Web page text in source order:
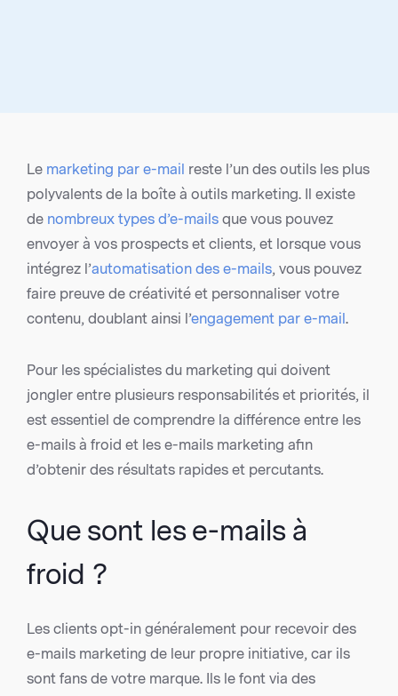
Le marketing par e-mail reste l’un des outils les plus
polyvalents de la boîte à outils marketing. Il existe
de nombreux types d’e-mails que vous pouvez
envoyer à vos prospects et clients, et lorsque vous
intégrez l’automatisation des e-mails, vous pouvez
faire preuve de créativité et personnaliser votre
contenu, doublant ainsi l’engagement par e-mail .
Pour les spécialistes du marketing qui doivent
jongler entre plusieurs responsabilités et priorités, il
est essentiel de comprendre la différence entre les
e-mails à froid et les e-mails marketing afin
d’obtenir des résultats rapides et percutants.
Que sont les e-mails à
froid ?
Les clients opt-in généralement pour recevoir des
e-mails marketing de leur propre initiative, car ils
sont fans de votre marque. Ils le font via des